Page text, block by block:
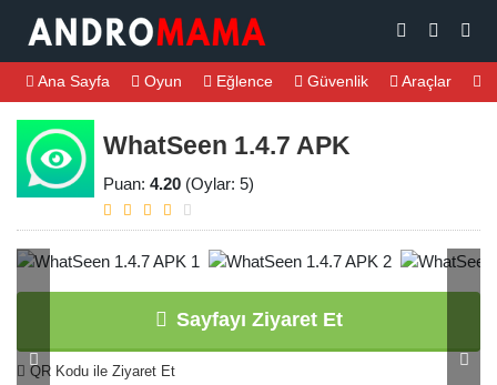
Ana Sayfa Oyun Eğlence Güvenlik Araçlar
WhatSeen 1.4.7 APK
Puan: 4.20 (Oylar: 5)
Sayfayı Ziyaret Et
QR Kodu ile Ziyaret Et